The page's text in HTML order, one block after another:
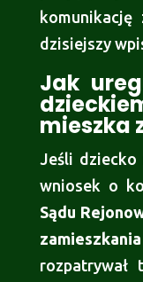
dzisiejszy
Jak
mieszka
Jeśli dziecko
wniosek o
Sądu
rozpatrywał